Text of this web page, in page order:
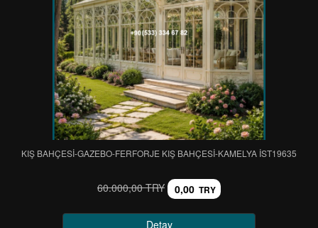
KIŞ BAHÇESİ-GAZEBO-FERFORJE KIŞ BAHÇESİ-KAMELYA IST19635
60.000,00 TRY 0,00 TRY
Detay